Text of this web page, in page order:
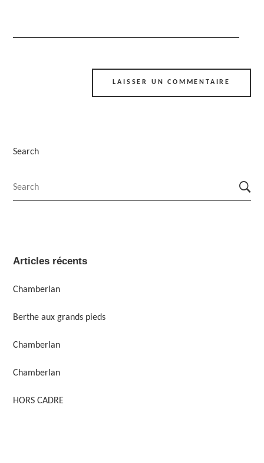
Search
Articles récents
Chamberlan
Berthe aux grands pieds
Chamberlan
Chamberlan
HORS CADRE